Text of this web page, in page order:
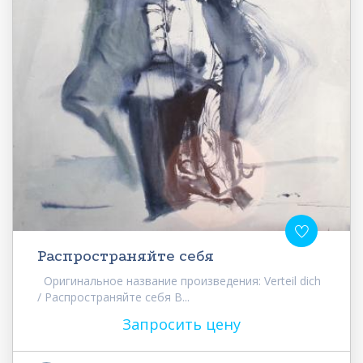
Распространяйте себя
Оригинальное название произведения: Verteil dich
/ Распространяйте себя В...
Запросить цену